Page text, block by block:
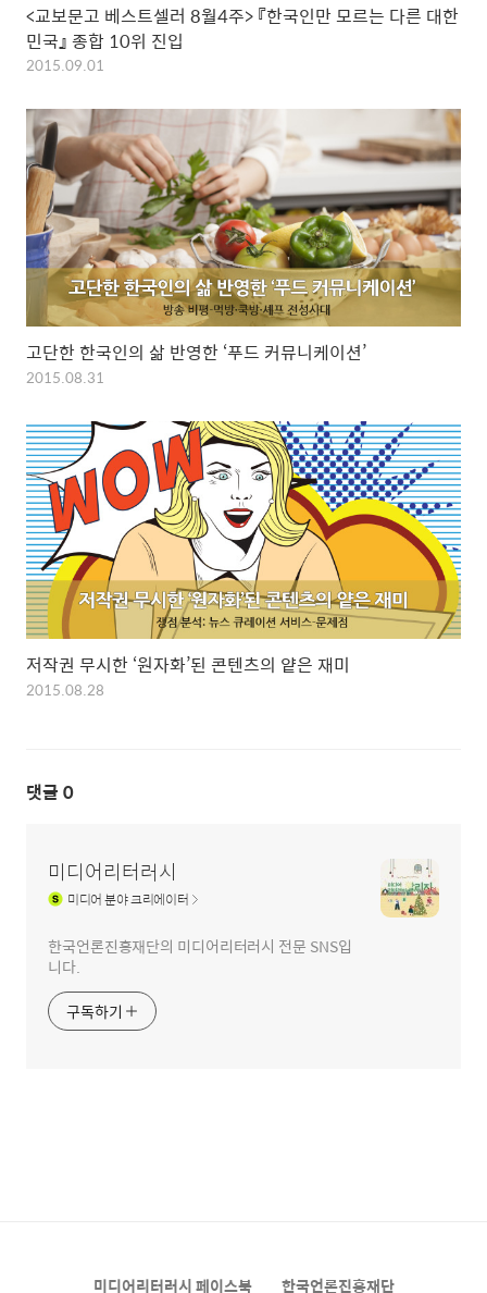
<교보문고 베스트셀러 8월4주> 『한국인만 모르는 다른 대한
민국』 종합 10위 진입
2015.09.01
고단한 한국인의 삶 반영한 ‘푸드 커뮤니케이션’
2015.08.31
저작권 무시한 ‘원자화’된 콘텐츠의 얕은 재미
2015.08.28
댓글 0
미디어리터러시
미디어분야 크리에이터
한국언론진흥재단의 미디어리터러시 전문 SNS입
니다.
구독하기
미디어리터러시 페이스북 한국언론진흥재단